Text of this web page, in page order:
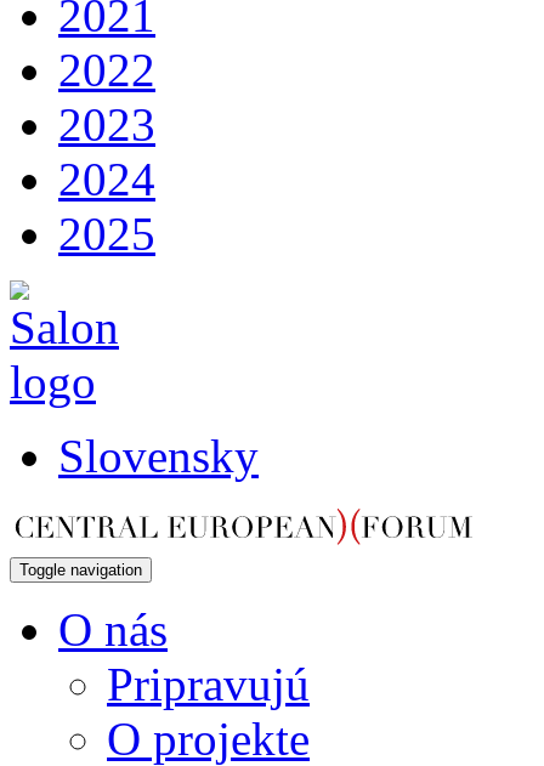
2021
2022
2023
2024
2025
Slovensky
Toggle navigation
O nás
Pripravujú
O projekte